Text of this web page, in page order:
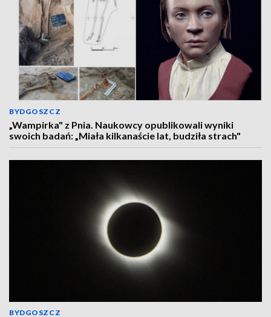
BYDGOSZCZ
„Wampirka" z Pnia. Naukowcy opublikowali wyniki
swoich badań: „Miała kilkanaście lat, budziła strach"
BYDGOSZCZ